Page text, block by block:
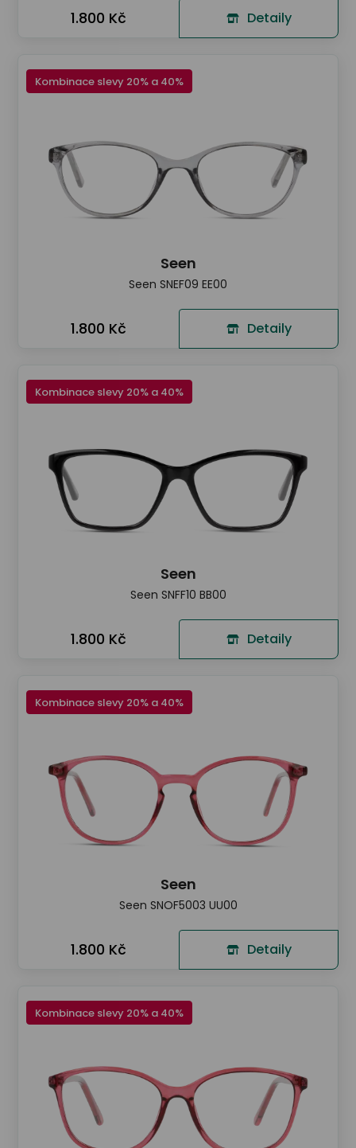
1.800 Kč Detaily
Kombinace slevy 20% a 40%
Seen
Seen SNEF09 EE00
1.800 Kč Detaily
Kombinace slevy 20% a 40%
Seen
Seen SNFF10 BB00
1.800 Kč Detaily
Kombinace slevy 20% a 40%
Seen
Seen SNOF5003 UU00
1.800 Kč Detaily
Kombinace slevy 20% a 40%